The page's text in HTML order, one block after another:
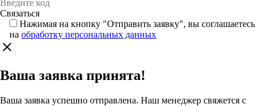
Нажимая на кнопку "Отправить заявку", вы соглашаетесь
на обработку персональных данных
Ваша заявка принята!
Ваша заявка успешно отправлена. Наш менеджер свяжется с